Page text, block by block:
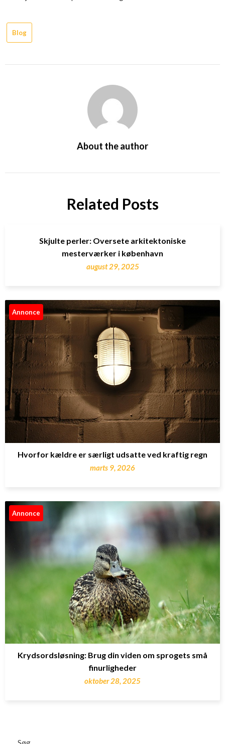
Blog
About the author
Related Posts
Skjulte perler: Oversete arkitektoniske
mesterværker i københavn
august 29, 2025
Annonce
Hvorfor kældre er særligt udsatte ved kraftig regn
marts 9, 2026
Annonce
Krydsordsløsning: Brug din viden om sprogets små
finurligheder
oktober 28, 2025